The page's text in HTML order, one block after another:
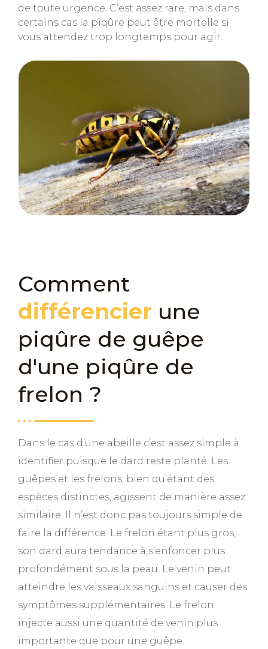
de toute urgence. C’est assez rare, mais dans
certains cas la piqûre peut être mortelle si
vous attendez trop longtemps pour agir.
Comment
différencier une
piqûre de guêpe
d'une piqûre de
frelon ?
Dans le cas d’une abeille c’est assez simple à
identifier puisque le dard reste planté. Les
guêpes et les frelons, bien qu’étant des
espèces distinctes, agissent de manière assez
similaire. Il n’est donc pas toujours simple de
faire la différence. Le frelon étant plus gros,
son dard aura tendance à s’enfoncer plus
profondément sous la peau. Le venin peut
atteindre les vaisseaux sanguins et causer des
symptômes supplémentaires. Le frelon
injecte aussi une quantité de venin plus
importante que pour une guêpe.